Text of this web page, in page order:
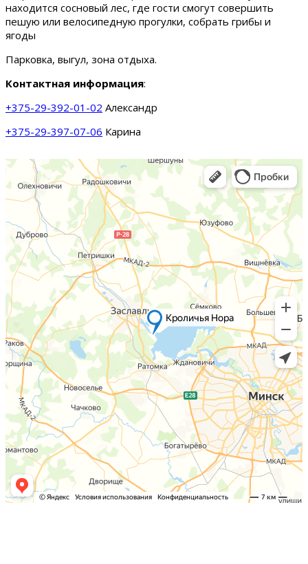
находится сосновый лес, где гости смогут совершить
пешую или велосипедную прогулки, собрать грибы и
ягоды
Парковка, выгул, зона отдыха.
Контактная информация:
+375-29-392-01-02 Александр
+375-29-397-07-06 Карина